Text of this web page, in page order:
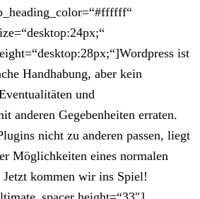
ist
Handhabung, aber kein
und
anderen Gegebenheiten erraten.
nicht zu anderen passen, liegt
Möglichkeiten eines normalen
Jetzt kommen wir ins Spiel!